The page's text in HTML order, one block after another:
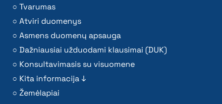
Tvarumas
Atviri duomenys
Asmens duomenų apsauga
Dažniausiai užduodami klausimai (DUK)
Konsultavimasis su visuomene
Kita informacija ↓
Žemėlapiai